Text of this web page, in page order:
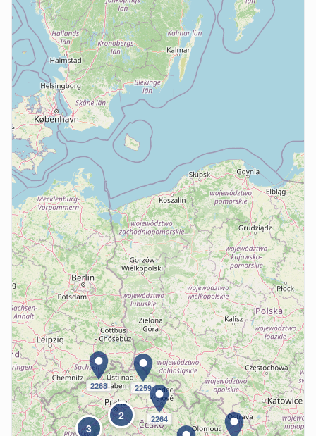
2268
2264
2259
2
3